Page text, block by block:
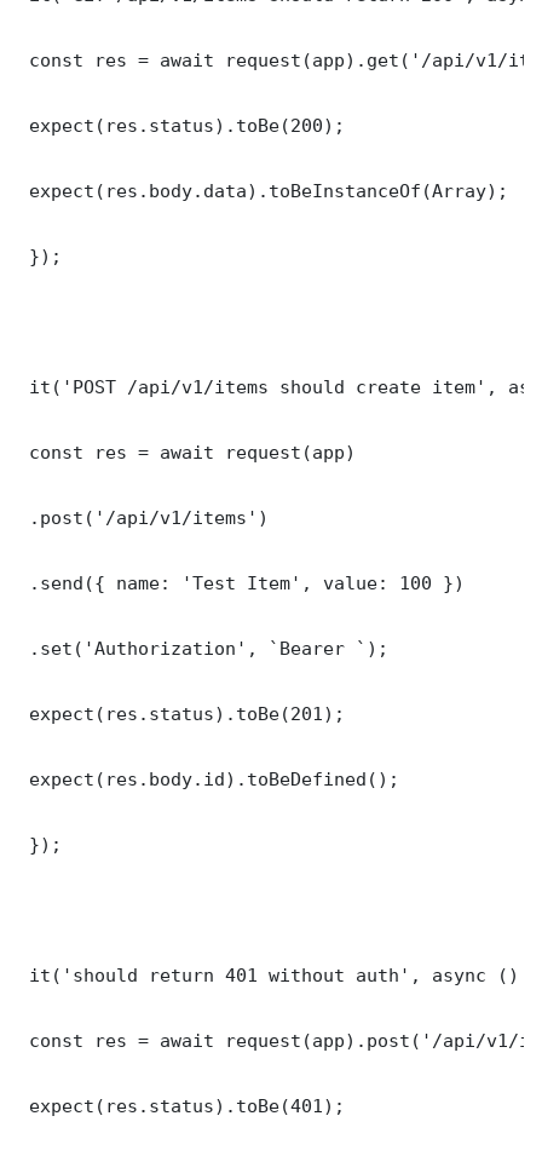
const res = await request(app).get('/api/v1/
expect(res.status).toBe(200);
expect(res.body.data).toBeInstanceOf(Array);
});
it('POST /api/v1/items should create item',
const res = await request(app)
.post('/api/v1/items')
.send({ name: 'Test Item', value: 100 })
.set('Authorization', `Bearer `);
expect(res.status).toBe(201);
expect(res.body.id).toBeDefined();
});
it('should return 401 without auth', async ()
const res = await request(app).post('/api/v1/
expect(res.status).toBe(401);